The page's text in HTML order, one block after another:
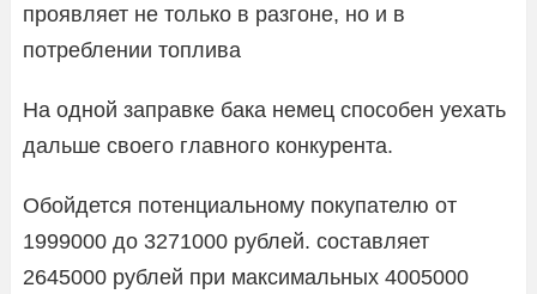
проявляет не только в разгоне, но и в
потреблении топлива
На одной заправке бака немец способен уехать
дальше своего главного конкурента.
Обойдется потенциальному покупателю от
1999000 до 3271000 рублей. составляет
2645000 рублей при максимальных 4005000